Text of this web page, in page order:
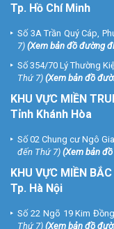
Tp. Hồ Chí Minh
Số 3A Trần Quý Cáp,
7) (Xem bản đồ đường đi
Số 354/70 Lý Thường
Thứ 7) (Xem bản đồ
KHU VỰC MIỀN
Tỉnh Khánh Hòa
Số 02 Chung cư Ngô
đến Thứ 7) (Xem bản
KHU VỰC MIỀN BẮC
Tp. Hà Nội
Số 22 Ngõ 19 Kim
Thứ 7) (Xem bản đồ